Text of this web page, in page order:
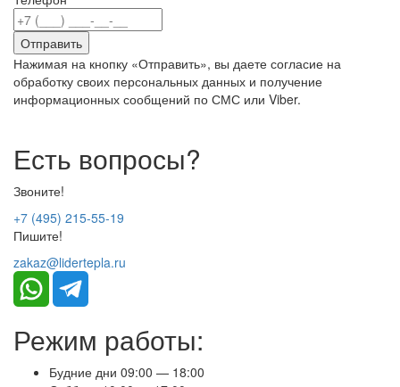
Нажимая на кнопку «Отправить», вы даете согласие на
обработку своих персональных данных и получение
информационных сообщений по СМС или Viber.
Есть вопросы?
Звоните!
+7 (495) 215-55-19
Пишите!
zakaz@lidertepla.ru
Режим работы:
Будние дни 09:00 — 18:00